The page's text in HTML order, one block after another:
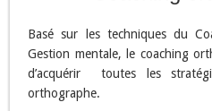
Basé sur les techniques du
Gestion mentale, le coaching
d’acquérir toutes les
orthographe.